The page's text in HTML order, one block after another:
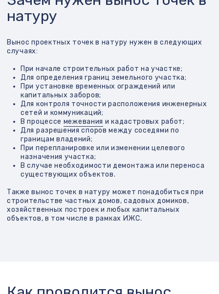
приемники) и производят вынос точек
колышков, вех, металлических штырей или
других знаков.
Закрепление точек на местности
Документ подтверждает факт и точность
выполненных работ и может быть
использован в суде или при оформлении
правоустанавливающих документов.
Составление акта выноса в натуру
Если необходимо, дополнительно могут быть
составлены схемы расположения выведенных точек и
Проводится для физического обозначения